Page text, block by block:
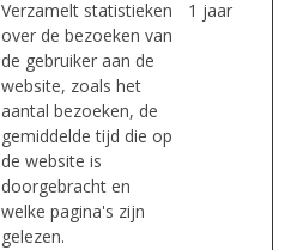
Verzamelt statistieken
over de bezoeken van
de gebruiker aan de
website, zoals het
aantal bezoeken, de
gemiddelde tijd die op
de website is
doorgebracht en
welke pagina's zijn
gelezen.
1 jaar